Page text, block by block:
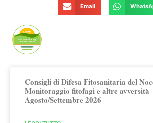
Email
Consigli di Difesa Fitosanitaria del
Monitoraggio fitofagi e altre avversità
Agosto/Settembre 2026